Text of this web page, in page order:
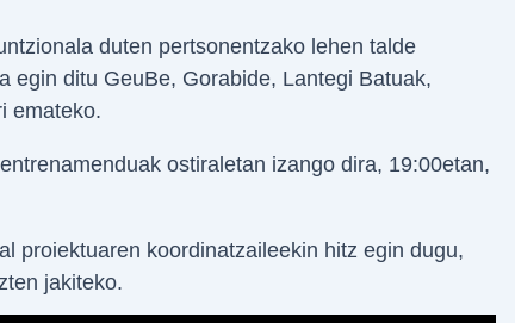
duten pertsonentzako lehen talde
egin ditu GeuBe, Gorabide, Lantegi Batuak,
emateko.
ostiraletan izango dira, 19:00etan,
proiektuaren koordinatzaileekin hitz egin dugu,
jakiteko.